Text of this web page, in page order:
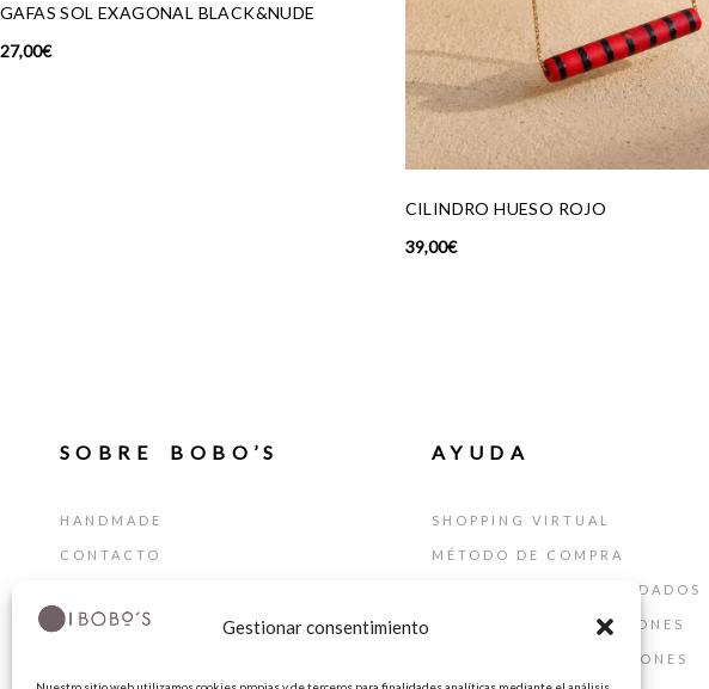
Gestionar consentimiento
CLASSIC GLITTER NUDE&GOLD_MINI
69,00€
SOBRE BOBO’S
HANDMADE
CONTACTO
TARJETA REGALO
AYUDA
SHOPPING VIRTUAL
MÉTODO DE COMPRA
GUÍA DE TALLAS Y CUIDADOS
CAMBIOS Y DEVOLUCIONES
TÉRMINIOS Y CONDICIONES